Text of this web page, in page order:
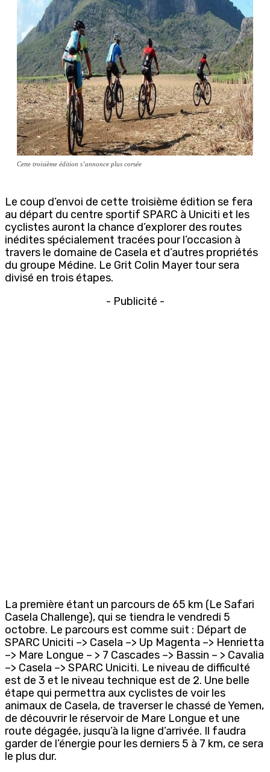
Cette troisième édition s’annonce plus corsée
Le coup d’envoi de cette troisième édition se fera
au départ du centre sportif SPARC à Uniciti et les
cyclistes auront la chance d’explorer des routes
inédites spécialement tracées pour l’occasion à
travers le domaine de Casela et d’autres propriétés
du groupe Médine. Le Grit Colin Mayer tour sera
divisé en trois étapes.
- Publicité -
La première étant un parcours de 65 km (Le Safari
Casela Challenge), qui se tiendra le vendredi 5
octobre. Le parcours est comme suit : Départ de
SPARC Uniciti –> Casela –> Up Magenta –> Henrietta
–> Mare Longue – > 7 Cascades –> Bassin – > Cavalia
–> Casela –> SPARC Uniciti. Le niveau de difficulté
est de 3 et le niveau technique est de 2. Une belle
étape qui permettra aux cyclistes de voir les
animaux de Casela, de traverser le chassé de Yemen,
de découvrir le réservoir de Mare Longue et une
route dégagée, jusqu’à la ligne d’arrivée. Il faudra
garder de l’énergie pour les derniers 5 à 7 km, ce sera
le plus dur.